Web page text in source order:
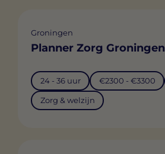
Groningen
Planner Zorg Groningen
24 - 36 uur €2300 - €3300
Zorg & welzijn